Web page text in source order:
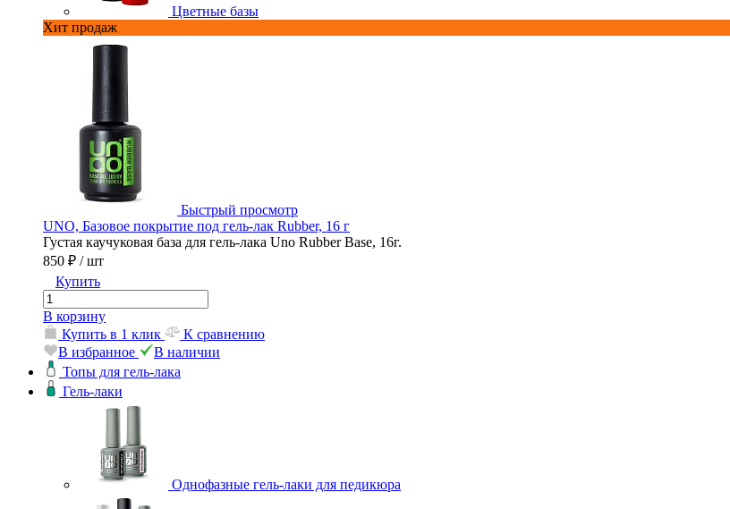
Цветные базы
Хит продаж
Быстрый просмотр
UNO, Базовое покрытие под гель-лак Rubber, 16 г
Густая каучуковая база для гель-лака Uno Rubber Base, 16г.
850 ₽ / шт
Купить
В корзину
Купить в 1 клик
К сравнению
В избранное
В наличии
Топы для гель-лака
Гель-лаки
Однофазные гель-лаки для педикюра